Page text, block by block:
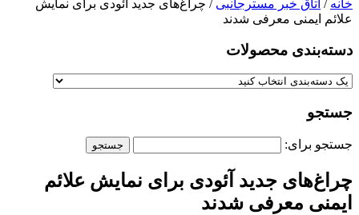
خانه / اتاق خبر مسترجانبی / چراغ‌های جدید آئودی برای نمایش
علائم ایمنی معرفی شدند
دسته‌بندی‌ محصولات
جستجو
جستجو برای:
چراغ‌های جدید آئودی برای نمایش علائم
ایمنی معرفی شدند